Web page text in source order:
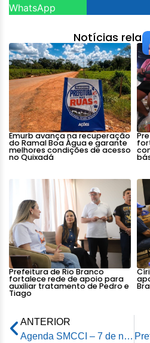
WhatsApp
Notícias
Emurb avança na recuperação
do Ramal Boa Água e garante
melhores condições de acesso
no Quixadá
Prefeitura de Rio Branco
fortalece rede de apoio para
auxiliar tratamento de Pedro e
Tiago
ANTERIOR
Agenda SMCCI – 7 de novembro de 2025